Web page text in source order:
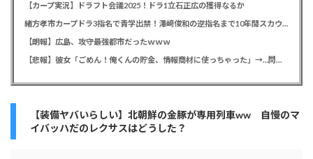
【カープ実況】ドラフト会議2025！ドラ1立石正広の獲得なるか
緒方孝市カープドラ3指名で青学出禁！澤﨑俊和の逆指名まで10年間スカウト出禁
【朗報】広島、攻守最強都市だったｗｗｗ
【悲報】彼女「ごめん！俺くんの貯金、情報商材に使っちゃった」→…問い詰めたらギャン泣きされたんだが俺が悪いのか？
【装備ヤバいらしい】北朝鮮の金豚が専用列車ww 自慢のマ
イバッハだのレクサスはどうした？